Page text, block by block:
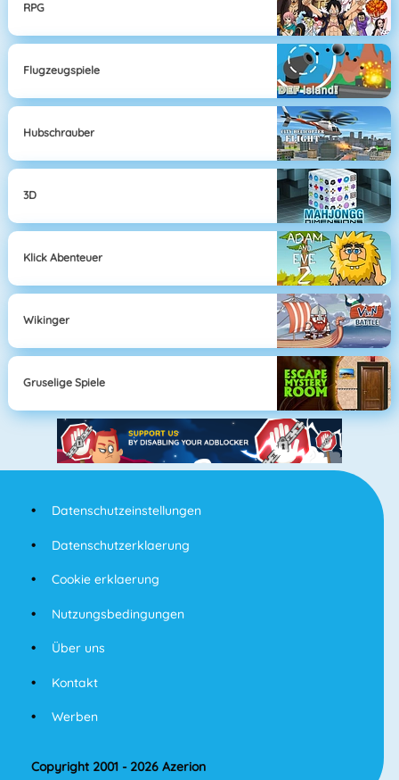
RPG
Flugzeugspiele
Hubschrauber
3D
Klick Abenteuer
Wikinger
Gruselige Spiele
Datenschutzeinstellungen
Datenschutzerklaerung
Cookie erklaerung
Nutzungsbedingungen
Über uns
Kontakt
Werben
Copyright 2001 - 2026 Azerion